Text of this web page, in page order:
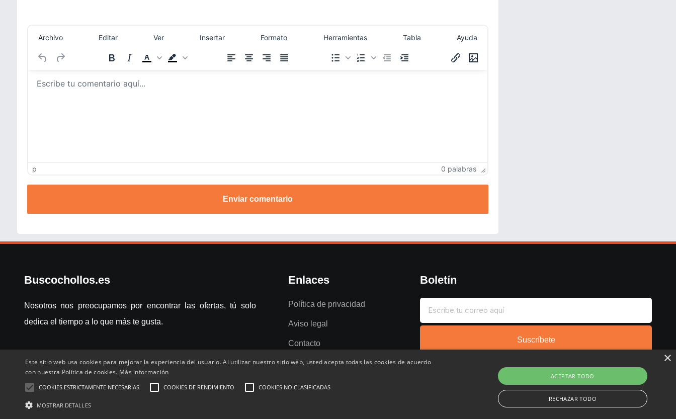
Archivo Editar Ver Insertar Formato Herramientas Tabla Ayuda
p 0 palabras
Enviar comentario
Buscochollos.es
Nosotros nos preocupamos por encontrar las ofertas, tú solo
dedica el tiempo a lo que más te gusta.
Enlaces
Política de privacidad
Aviso legal
Contacto
Boletín
Suscríbete
Inicio Compartir chollo Copyright © 2022 - 2026 Buscochollos.es
×
Este sitio web usa cookies para mejorar la experiencia del usuario. Al utilizar nuestro sitio web, usted acepta todas las cookies de acuerdo
con nuestra Política de cookies. Más información
COOKIES ESTRICTAMENTE NECESARIAS COOKIES DE RENDIMIENTO COOKIES NO CLASIFICADAS
MOSTRAR DETALLES
ACEPTAR TODO
RECHAZAR TODO